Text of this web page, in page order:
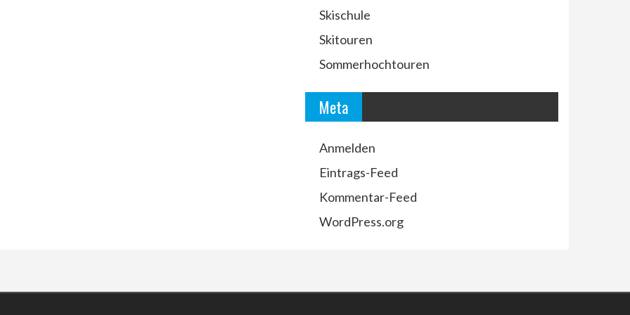
Skischule
Skitouren
Sommerhochtouren
Meta
Anmelden
Eintrags-Feed
Kommentar-Feed
WordPress.org